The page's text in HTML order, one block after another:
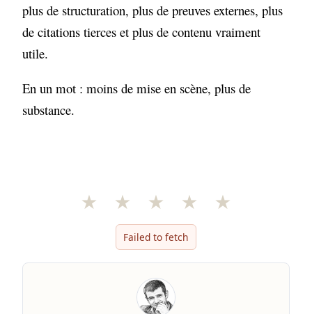
plus de structuration, plus de preuves externes, plus
de citations tierces et plus de contenu vraiment
utile.
En un mot : moins de mise en scène, plus de
substance.
★ ★ ★ ★ ★
Failed to fetch